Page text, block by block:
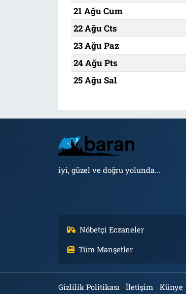
21 Ağu Cum
22 Ağu Cts
23 Ağu Paz
24 Ağu Pts
25 Ağu Sal
iyi, güzel ve doğru yolunda...
Nöbetçi Eczaneler
Tüm Manşetler
Gizlilik Politikası İletişim Künye